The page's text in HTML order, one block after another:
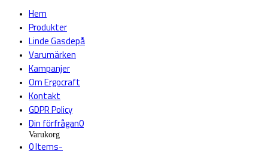
Hem
Produkter
Linde Gasdepå
Varumärken
Kampanjer
Om Ergocraft
Kontakt
GDPR Policy
Din förfrågan0
Varukorg
0 Items-